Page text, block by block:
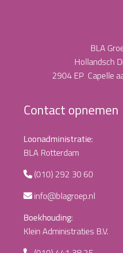
BLA
Hollandsch
2904 EP Capelle
Contact opnemen
Loonadministratie:
BLA Rotterdam
(010) 292 30 60
info@blagroep.nl
Boekhouding:
Klein Administraties B.V.